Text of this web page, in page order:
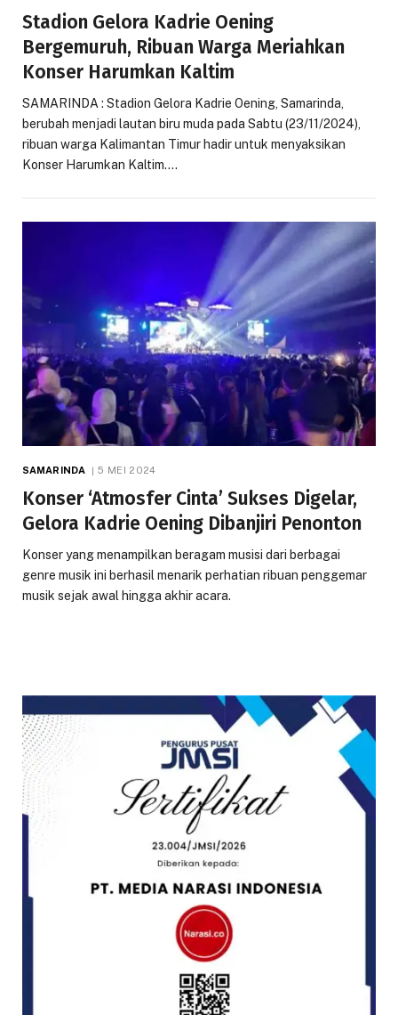
Stadion Gelora Kadrie Oening
Bergemuruh, Ribuan Warga Meriahkan
Konser Harumkan Kaltim
SAMARINDA : Stadion Gelora Kadrie Oening, Samarinda,
berubah menjadi lautan biru muda pada Sabtu (23/11/2024),
ribuan warga Kalimantan Timur hadir untuk menyaksikan
Konser Harumkan Kaltim.…
SAMARINDA 5 MEI 2024
Konser ‘Atmosfer Cinta’ Sukses Digelar,
Gelora Kadrie Oening Dibanjiri Penonton
Konser yang menampilkan beragam musisi dari berbagai
genre musik ini berhasil menarik perhatian ribuan penggemar
musik sejak awal hingga akhir acara.